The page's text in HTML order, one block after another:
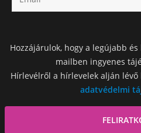
Hozzájárulok, hogy a legújabb
mailben ingyenes
Hírlevélről a hírlevelek alján
adatvédelmi